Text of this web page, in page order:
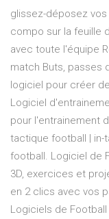
glissez-déposez
compo sur la feuille
avec toute l'équipe
match Buts, passes
logiciel pour créer
Logiciel
pour l'entrainement
tactique football |
football. Logiciel de
3D, exercices et
en 2 clics avec vos
Logiciels de